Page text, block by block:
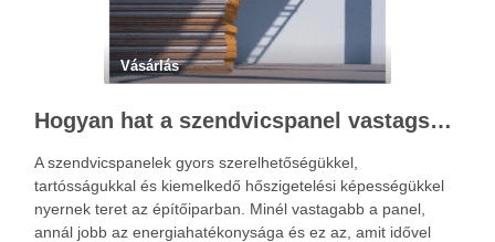
Vásárlás
Hogyan hat a szendvicspanel vastagsága a hőszigetelési teljesítményre?
A szendvicspanelek gyors szerelhetőségükkel,
tartósságukkal és kiemelkedő hőszigetelési képességükkel
nyernek teret az építőiparban. Minél vastagabb a panel,
annál jobb az energiahatékonysága és ez az, amit idővel